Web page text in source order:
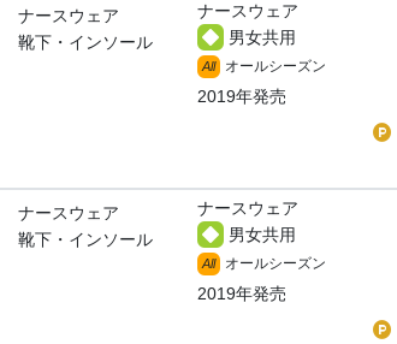
ナースウェア
靴下・インソール
ナースウェア
男女共用
All オールシーズン
2019年発売
ナースウェア
靴下・インソール
ナースウェア
男女共用
All オールシーズン
2019年発売